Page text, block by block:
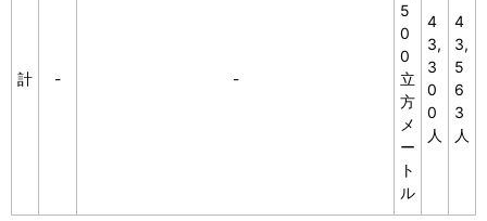
計 - -
5
0
0
立
方
メ
ー
ト
ル
4
3,
3
0
0
人
4
3,
5
6
3
人